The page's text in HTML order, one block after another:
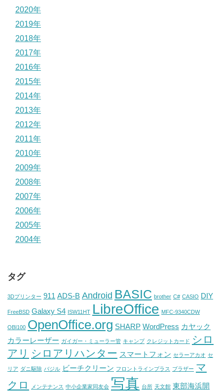
2020年
2019年
2018年
2017年
2016年
2015年
2014年
2013年
2012年
2011年
2010年
2009年
2008年
2007年
2006年
2005年
2004年
タグ
3Dプリンター 911 ADS-B Android BASIC brother C# CASIO DIY
FreeBSD Galaxy S4 ISW11HT LibreOffice MFC-9340CDW
OBI100 OpenOffice.org SHARP WordPress カヤック
カラーレーザー ガイガー・ミューラー管 キャンプ クレジットカード シロ
アリ シロアリハンター スマートフォン セラーアカオ セ
リア ダニ駆除 バジル ビーチクリーン フロントラインプラス ブラザー マ
クロ
メンテナンス 中小企業家同友会 写真 台所 天文館 東部海浜開